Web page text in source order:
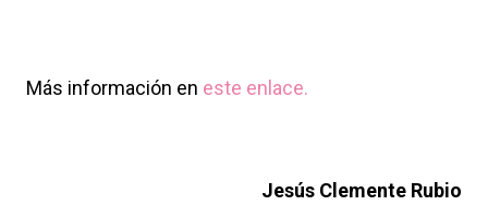
Más información en este enlace.
Jesús Clemente Rubio